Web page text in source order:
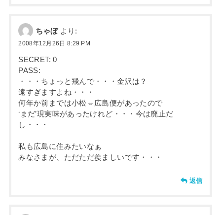
ちゃぼ より:
2008年12月26日 8:29 PM
SECRET: 0
PASS:
・・・ちょっと飛んで・・・金沢は？
遠すぎますよね・・・
何年か前までは小松⇔広島便があったので
‘まだ’現実味があったけれど・・・今は廃止だ
し・・・
私も広島に住みたいなぁ
みなさまが、ただただ羨ましいです・・・
返信